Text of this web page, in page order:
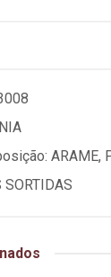
ARAME,
SORTIDAS